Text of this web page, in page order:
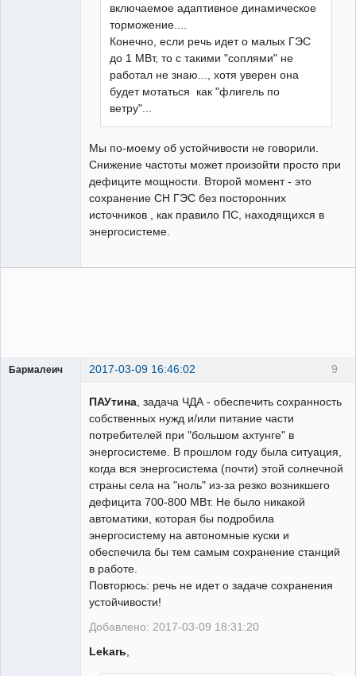
включаемое адаптивное динамическое
торможение....
Конечно, если речь идет о малых ГЭС
до 1 МВт, то с такими "соплями" не
работал не знаю..., хотя уверен она
будет мотаться как "флигель по
ветру"...
Мы по-моему об устойчивости не говорили.
Снижение частоты может произойти просто при
дефиците мощности. Второй момент - это
сохранение СН ГЭС без посторонних
источников , как правило ПС, находящихся в
энергосистеме.
9
Бармалеич 2017-03-09 16:46:02
ПАУтина , задача ЧДА - обеспечить сохранность
собственных нужд и/или питание части
потребителей при "большом ахтунге" в
энергосистеме. В прошлом году была ситуация,
когда вся энергосистема (почти) этой солнечной
страны села на "ноль" из-за резко возникшего
дефицита 700-800 МВт. Не было никакой
автоматики, которая бы подробила
энергосистему на автономные куски и
обеспечила бы тем самым сохранение станций
в работе.
Повторюсь: речь не идет о задаче сохранения
устойчивости!
Добавлено: 2017-03-09 18:31:20
Lekarь